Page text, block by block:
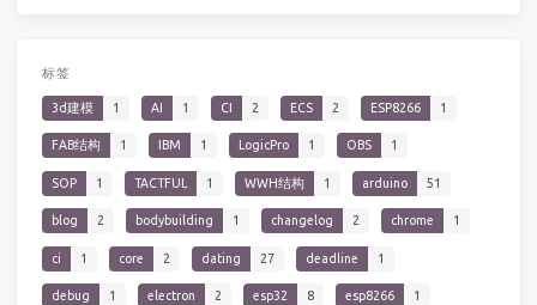
标签
3d建模 1 AI 1 CI 2 ECS 2 ESP8266 1
FAB结构 1 IBM 1 LogicPro 1 OBS 1
SOP 1 TACTFUL 1 WWH结构 1 arduino 51
blog 2 bodybuilding 1 changelog 2 chrome 1
ci 1 core 2 dating 27 deadline 1
debug 1 electron 2 esp32 8 esp8266 1